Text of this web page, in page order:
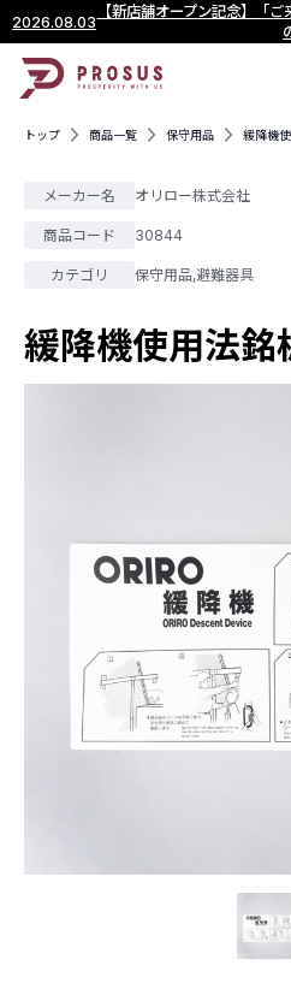
2026.08.03
【新店舗オープン記念】「
トップ 商品一覧 保守用品 緩降機
メーカー名 オリロー株式会社
商品コード 30844
カテゴリ 保守用品,避難器具
緩降機使用法